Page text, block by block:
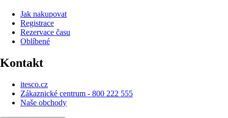
Jak nakupovat
Registrace
Rezervace času
Oblíbené
Kontakt
itesco.cz
Zákaznické centrum - 800 222 555
Naše obchody